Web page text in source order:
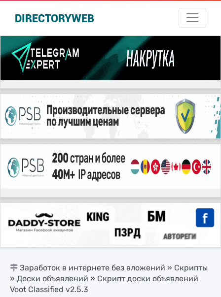
DIRECTORYWEB
Заработок в интернете без вложений » Скрипты
» Доски объявлений » Скрипт доски объявлений
Voot Classified v2.5.3